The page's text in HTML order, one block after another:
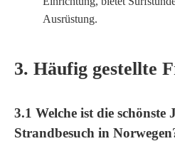
Ausrüstung.
3. Häufig gestellte
3.1 Welche ist die schönste
Strandbesuch in